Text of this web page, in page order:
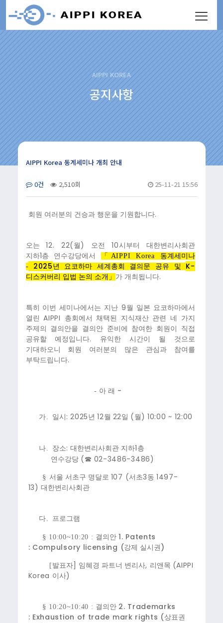
AIPPI KOREA
공지사항
AIPPI Korea 동계세미나 개최 안내
0건 2,510회 25-11-21 15:56
회원 여러분의 건승과 행운을 기원합니다.
오는 12. 22( 월 ) 오전 10시부터 대한변리사회관
지하1층 연수강당에서 「 AIPPI Korea 동계세미나
-2025 년 요코하마 세계총회 결의문 공유 및 K-
디스커버리 입법 논의 소개 」 가 개최됩니다.
특히 이번 세미나에서는 지난 9 월 일본 요코하마에서
열린AIPPI
총회에서 채택된 지식재산 관련 네 가지
주제의 결의안을 결의안 준비에 참여한 회원이 직접
공유할 예정입니다.
유익한 시간이 될 것으로
기대하오니 회원 여러분의 많은 관심과 참여를
부탁드립니다.
- 아 래 -
가. 일시 : 2025 년 12월 22일 ( 월 ) 10:00 ~ 12:00
나. 장소:대한변리사회관 지하1 층
연수강당 ( ☎ 02-3486-3486)
§ 서울 서초구 명달로 107 ( 서초3 동 1497-
13)대한변리사회관
다. 프로그램
§ 10:00~10:20 : 결의안 1. Patents
: Compulsory licensing (강제 실시권 )
[ 발표자] 임혜경 파트너 변리사, 리앤목 (AIPPI
Korea 이사)
§ 10:20~10:40 : 결의안 2. Trademarks
: Exhaustion of trade mark rights ( 상표권